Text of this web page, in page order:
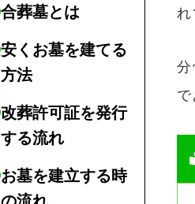
れ
合葬墓とは
安くお墓を建てる
方法
改葬許可証を発行
する流れ
お墓を建立する時